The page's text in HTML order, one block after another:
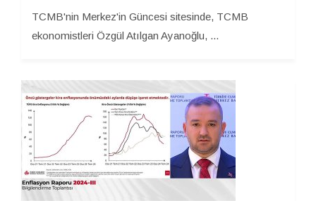
TCMB'nin Merkez'in Güncesi sitesinde, TCMB
ekonomistleri Özgül Atılgan Ayanoğlu, ...